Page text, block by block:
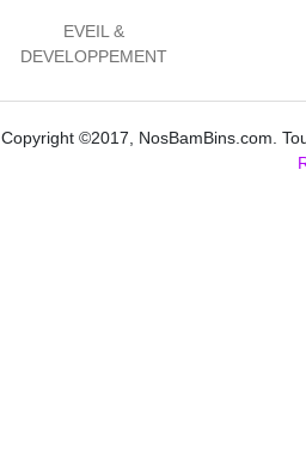
EVEIL &
DEVELOPPEMENT
Copyright ©2017, NosBamBins.com.